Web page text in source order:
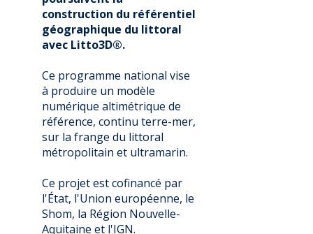
construction du référentiel
géographique du littoral
avec Litto3D®.
Ce programme national vise
à produire un modèle
numérique altimétrique de
référence, continu terre-mer,
sur la frange du littoral
métropolitain et ultramarin.
Ce projet est cofinancé par
l'État, l'Union européenne, le
Shom, la Région Nouvelle-
Aquitaine et l'IGN.